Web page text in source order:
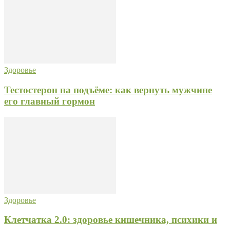
Здоровье
Тестостерон на подъёме: как вернуть мужчине
его главный гормон
Здоровье
Клетчатка 2.0: здоровье кишечника, психики и